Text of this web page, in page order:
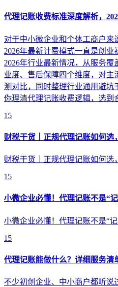
代理记账收费标准深度解析，
对于中小微企业和个体工商户来
2026年最新计费模式一直是创
2026年行业最新情况，从服务
业度、售后保障四个维度，对主
测对比，同时整理行业通用避坑
你理清代理记账收费逻辑，选到
15
财税干货｜正规代理记账如何选
财税干货｜正规代理记账如何选
15
小微企业必懂！代理记账不是“
小微企业必懂！代理记账不是“
15
代理记账能做什么？详细服务清
不少初创企业、中小商户都听说